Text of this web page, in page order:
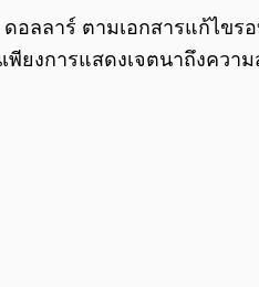
ลลาร์ ตามเอกสารแก้ไข
ยงการแสดงเจตนาถึงควา